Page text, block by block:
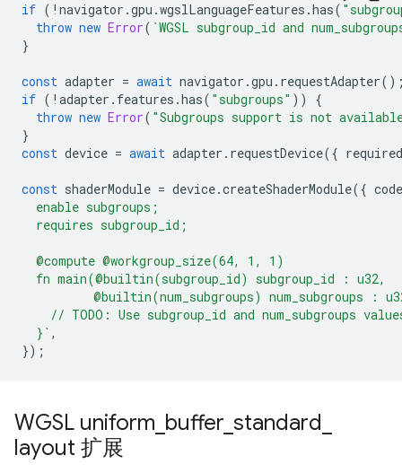
if ( ! navigator .gpu .wgslLanguageFeatures .has(
throw new Error( `WGSL subgroup_id and
}
const adapter = await navigator .gpu . requestAdapter
if ( ! adapter . features .has( "subgroups" ))
{
throw new Error( "Subgroups support is not
}
const device = await adapter . requestDevice({
const shaderModule = device.createShaderModule({ code
  enable subgroups;
  requires subgroup_id;
  @compute @workgroup_size(64, 1, 1)
  fn main(@builtin(subgroup_id) subgroup_id : u32,
@builtin(num_subgroups) num_subgroups :
// TODO: Use subgroup_id and num_subgroups
  }`
,
});
WGSL uniform buffer standard
layout 扩展